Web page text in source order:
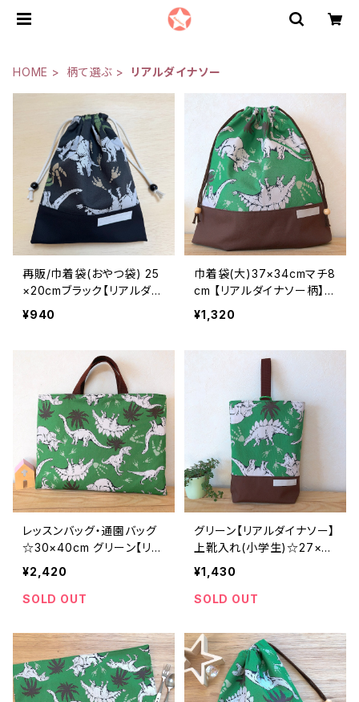
HOME 柄て選ぶ リアルダイナソー
再販/巾着袋(おやつ袋) 25
×20cmブラック【リアルダイ
ナソー】★KY.19202122｜
¥940
巾着袋(大)37×34cmマチ8
cm 【リアルダイナソー柄】
★KD.2627｜通園通学用の
かわいい巾着袋や入園オー
¥1,320
レッスンバッグ・通園バッグ
☆30×40cm グリーン【リア
ルダイナソー柄】 ★B.3恐竜
｜通園通学用のかわいい巾
着袋や入園オーダーHoshi
¥2,420
SOLD OUT
グリーン【リアルダイナソー】
上靴入れ(小学生)☆27×23
マチ6cm★US.13恐竜｜通
園用のかわいいトートバッ
グや子供スモックHoshizor
¥1,430
SOLD OUT